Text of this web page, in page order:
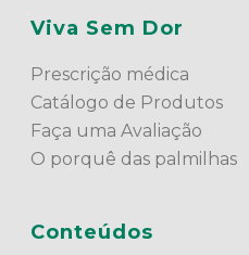
Viva Sem Dor
Prescrição médica
Catálogo de Produtos
Faça uma Avaliação
O porquê das palmilhas
Conteúdos